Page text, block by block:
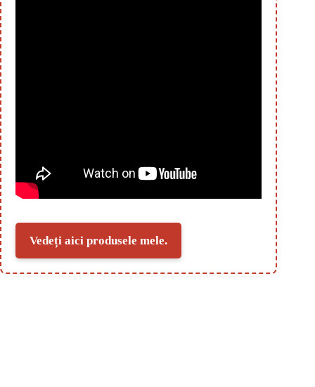
Vedeți aici produsele mele.